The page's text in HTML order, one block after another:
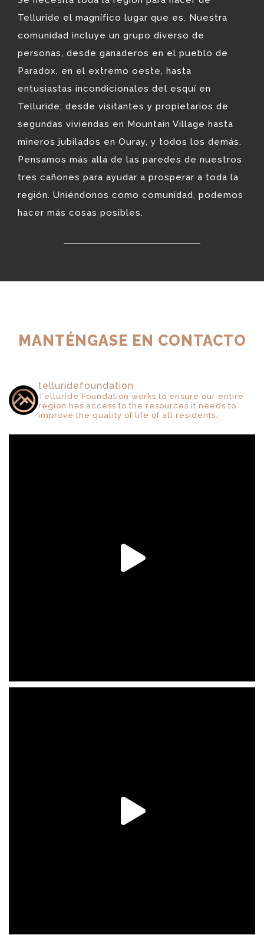
Telluride el magnífico lugar que es. Nuestra
comunidad incluye un grupo diverso de
personas, desde ganaderos en el pueblo de
Paradox, en el extremo oeste, hasta
entusiastas incondicionales del esquí en
Telluride; desde visitantes y propietarios de
segundas viviendas en Mountain Village hasta
mineros jubilados en Ouray, y todos los demás.
Pensamos más allá de las paredes de nuestros
tres cañones para ayudar a prosperar a toda la
región. Uniéndonos como comunidad, podemos
hacer más cosas posibles.
MANTÉNGASE EN CONTACTO
telluridefoundation
Telluride Foundation works to ensure our entire
region has access to the resources it needs to
improve the quality of life of all residents.